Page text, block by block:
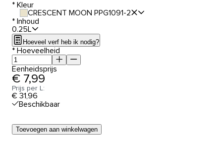
* Kleur
CRESCENT MOON PPG1091-2
* Inhoud
0.25L
Hoeveel verf heb ik nodig?
* Hoeveelheid
Eenheidsprijs
€ 7,99
Prijs per L:
€ 31,96
Beschikbaar
Toevoegen aan winkelwagen